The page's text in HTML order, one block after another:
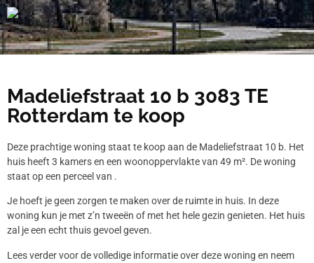
Madeliefstraat 10 b 3083 TE
Rotterdam te koop
Deze prachtige woning staat te koop aan de Madeliefstraat 10 b. Het
huis heeft 3 kamers en een woonoppervlakte van 49 m². De woning
staat op een perceel van .
Je hoeft je geen zorgen te maken over de ruimte in huis. In deze
woning kun je met z’n tweeën of met het hele gezin genieten. Het huis
zal je een echt thuis gevoel geven.
Lees verder voor de volledige informatie over deze woning en neem